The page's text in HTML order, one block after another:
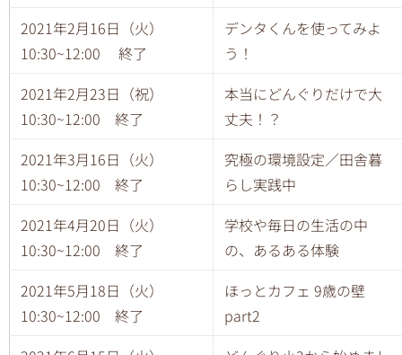
2021年2月16日（火）
10:30~12:00 終了
デンタくんを使ってみよ
う！
2021年2月23日（祝）
10:30~12:00 終了
本当にどんぐりだけで大
丈夫！？
2021年3月16日（火）
10:30~12:00 終了
究極の環境設定／田舎暮
らし実践中
2021年4月20日（火）
10:30~12:00 終了
学校や毎日の生活の中
の、あるある体験
2021年5月18日（火）
10:30~12:00 終了
ほっとカフェ 9歳の壁
part2